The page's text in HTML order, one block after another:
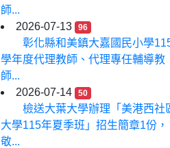
師...
2026-07-13
96
彰化縣和美鎮大嘉國民小學
學年度代理教師、代理專任輔導教
師...
2026-07-14
50
檢送大葉大學辦理「美港西社
大學115年夏季班」招生簡章1份，
敬...